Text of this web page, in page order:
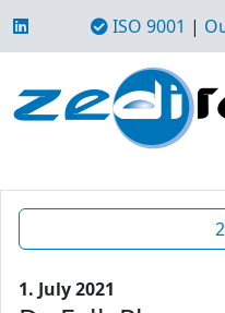
ISO 9001 |
1. July 2021